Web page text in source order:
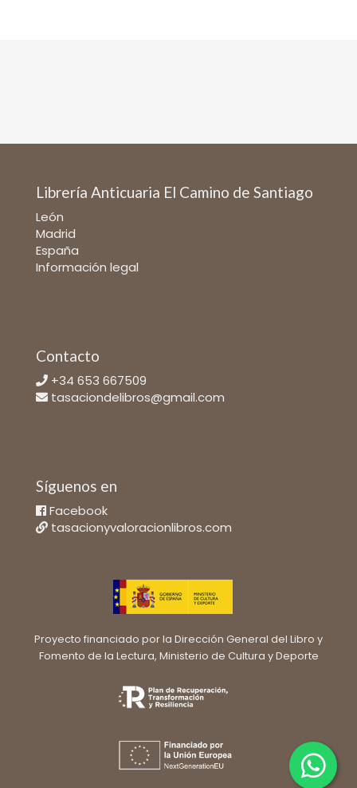
Librería Anticuaria El Camino de Santiago
León
Madrid
España
Información legal
Contacto
+34 653 667509
tasaciondelibros@gmail.com
Síguenos en
Facebook
tasacionyvaloracionlibros.com
Proyecto financiado por la Dirección General del Libro y
Fomento de la Lectura, Ministerio de Cultura y Deporte